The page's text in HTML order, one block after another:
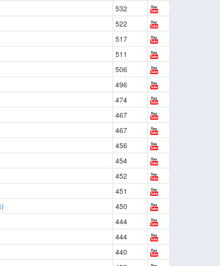
532
522
517
511
506
496
474
467
467
456
454
452
451
450
444
444
440